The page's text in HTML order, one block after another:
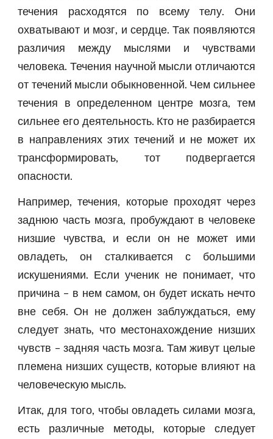
течения расходятся по всему телу. Они
охватывают и мозг, и сердце. Так появляются
различия между мыслями и чувствами
человека. Течения научной мысли отличаются
от течений мысли обыкновенной. Чем сильнее
течения в определенном центре мозга, тем
сильнее его деятельность. Кто не разбирается
в направлениях этих течений и не может их
трансформировать, тот подвергается
опасности.
Например, течения, которые проходят через
заднюю часть мозга, пробуждают в человеке
низшие чувства, и если он не может ими
овладеть, он сталкивается с большими
искушениями. Если ученик не понимает, что
причина – в нем самом, он будет искать нечто
вне себя. Он не должен заблуждаться, ему
следует знать, что местонахождение низших
чувств – задняя часть мозга. Там живут целые
племена низших существ, которые влияют на
человеческую мысль.
Итак, для того, чтобы овладеть силами мозга,
есть различные методы, которые следует